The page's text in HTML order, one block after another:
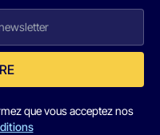
que vous acceptez nos